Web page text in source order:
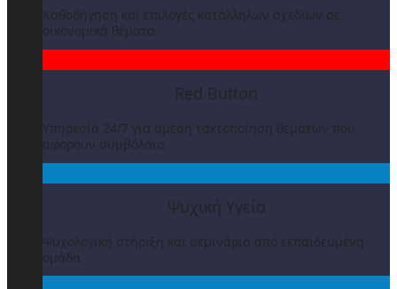
Καθοδήγηση και επιλογές κατάλληλων σχεδίων σε
οικονομικά θέματα
Red Button
Υπηρεσία 24/7 για άμεση τακτοποίηση θεμάτων που
αφορούν συμβόλαια
Ψυχική Υγεία
Ψυχολογική στήριξη και σεμινάρια από εκπαιδευμένη
ομάδα